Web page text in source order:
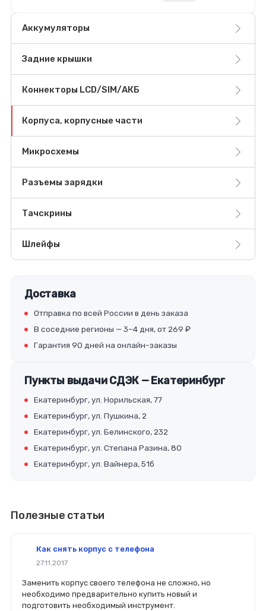
Аккумуляторы
Задние крышки
Коннекторы LCD/SIM/АКБ
Корпуса, корпусные части
Микросхемы
Разъемы зарядки
Тачскрины
Шлейфы
Доставка
Отправка по всей России в день заказа
В соседние регионы — 3–4 дня, от 269 ₽
Гарантия 90 дней на онлайн-заказы
Пункты выдачи СДЭК — Екатеринбург
Екатеринбург, ул. Норильская, 77
Екатеринбург, ул. Пушкина, 2
Екатеринбург, ул. Белинского, 232
Екатеринбург, ул. Степана Разина, 80
Екатеринбург, ул. Вайнера, 51б
Полезные статьи
Как снять корпус с телефона
27.11.2017
Заменить корпус своего телефона не сложно, но
необходимо предварительно купить новый и
подготовить необходимый инструмент.